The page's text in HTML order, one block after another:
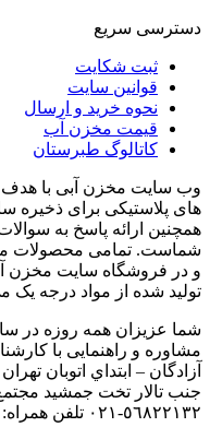
دسترسی سریع
ثبت شکایت
قوانین سایت
نحوه خرید و ارسال
قیمت مخزن آب
کاتالوگ طبرستان
وب سایت مخزن آبی با هدف
های پلاستیکی برای ذخیره
همچنین ارائه پاسخ به
شماست. تمامی محصولات ما
و در فروشگاه سایت مخزن
تولید شده از مواد درجه یک
مشاوره و راهنمایی با
جنب تالار تخت جمشيد
٥٦٨٢٢١٣٢-٠٢۱ تلفن همراه: ٠٩١٢٤٠٨٥٥٠٦